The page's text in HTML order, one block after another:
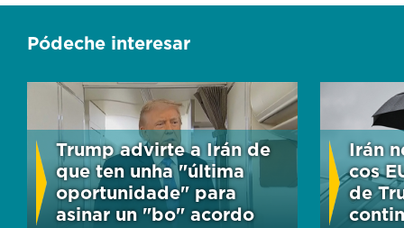
Pódeche interesar
Trump advirte a Irán de
que ten unha "última
oportunidade" para
asinar un "bo" acordo
Irán
cos
de